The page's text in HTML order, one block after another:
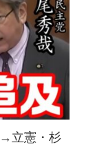
→立憲・杉